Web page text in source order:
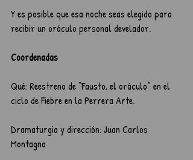
Y es posible que esa noche seas elegido para
recibir un oráculo personal develador.
Coordenadas
Qué: Reestreno de “Fausto, el oráculo” en el
ciclo de Fiebre en la Perrera Arte.
Dramaturgia y dirección: Juan Carlos
Montagna